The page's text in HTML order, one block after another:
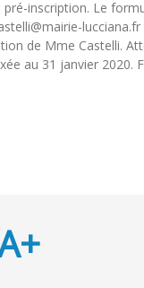
pré-inscription. Le
de Mme Castelli.
au 31 janvier 2020.